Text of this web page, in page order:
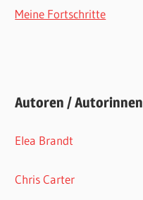
Meine Fortschritte
Autoren / Autorinnen
Elea Brandt
Chris Carter